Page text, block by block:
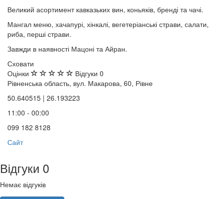
Великий асортимент кавказьких вин, коньяків, бренді та чачі.
Мангал меню, хачапурі, хінкалі, вегетеріанські страви, салати,
риба, перші страви.
Завжди в наявності Мацоні та Айран.
Сховати
Оцінки
Відгуки 0
Рівненська область, вул. Макарова, 60, Рівне
50.640515 | 26.193223
11:00 - 00:00
099 182 8128
Сайт
Відгуки 0
Немає відгуків